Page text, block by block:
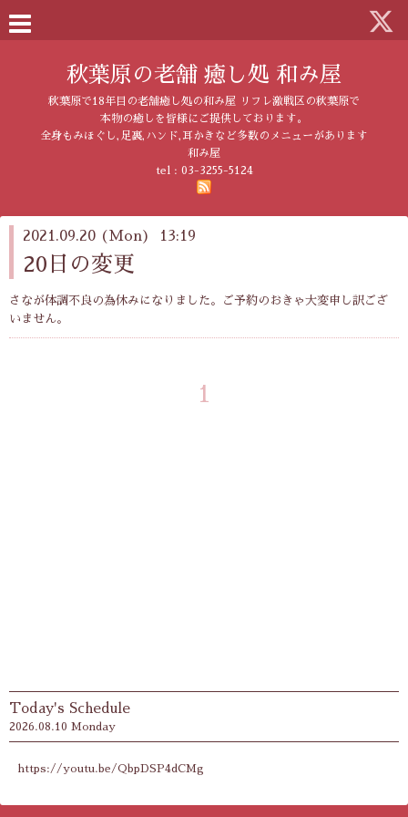
秋葉原の老舗 癒し処 和み屋
秋葉原で18年目の老舗癒し処の和み屋 リフレ激戦区の秋葉原で
本物の癒しを皆様にご提供しております。
全身もみほぐし,足裏,ハンド,耳かきなど多数のメニューがあります
和み屋
tel : 03-3255-5124
2021.09.20 (Mon) 13:19
20日の変更
さなが体調不良の為休みになりました。ご予約のおきゃ大変申し訳ござ
いません。
1
Today's Schedule
2026.08.10 Monday
https://youtu.be/QbpDSP4dCMg